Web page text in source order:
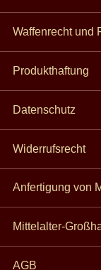
Waffenrecht und
Produkthaftung
Datenschutz
Widerrufsrecht
Anfertigung von
Mittelalter-
AGB